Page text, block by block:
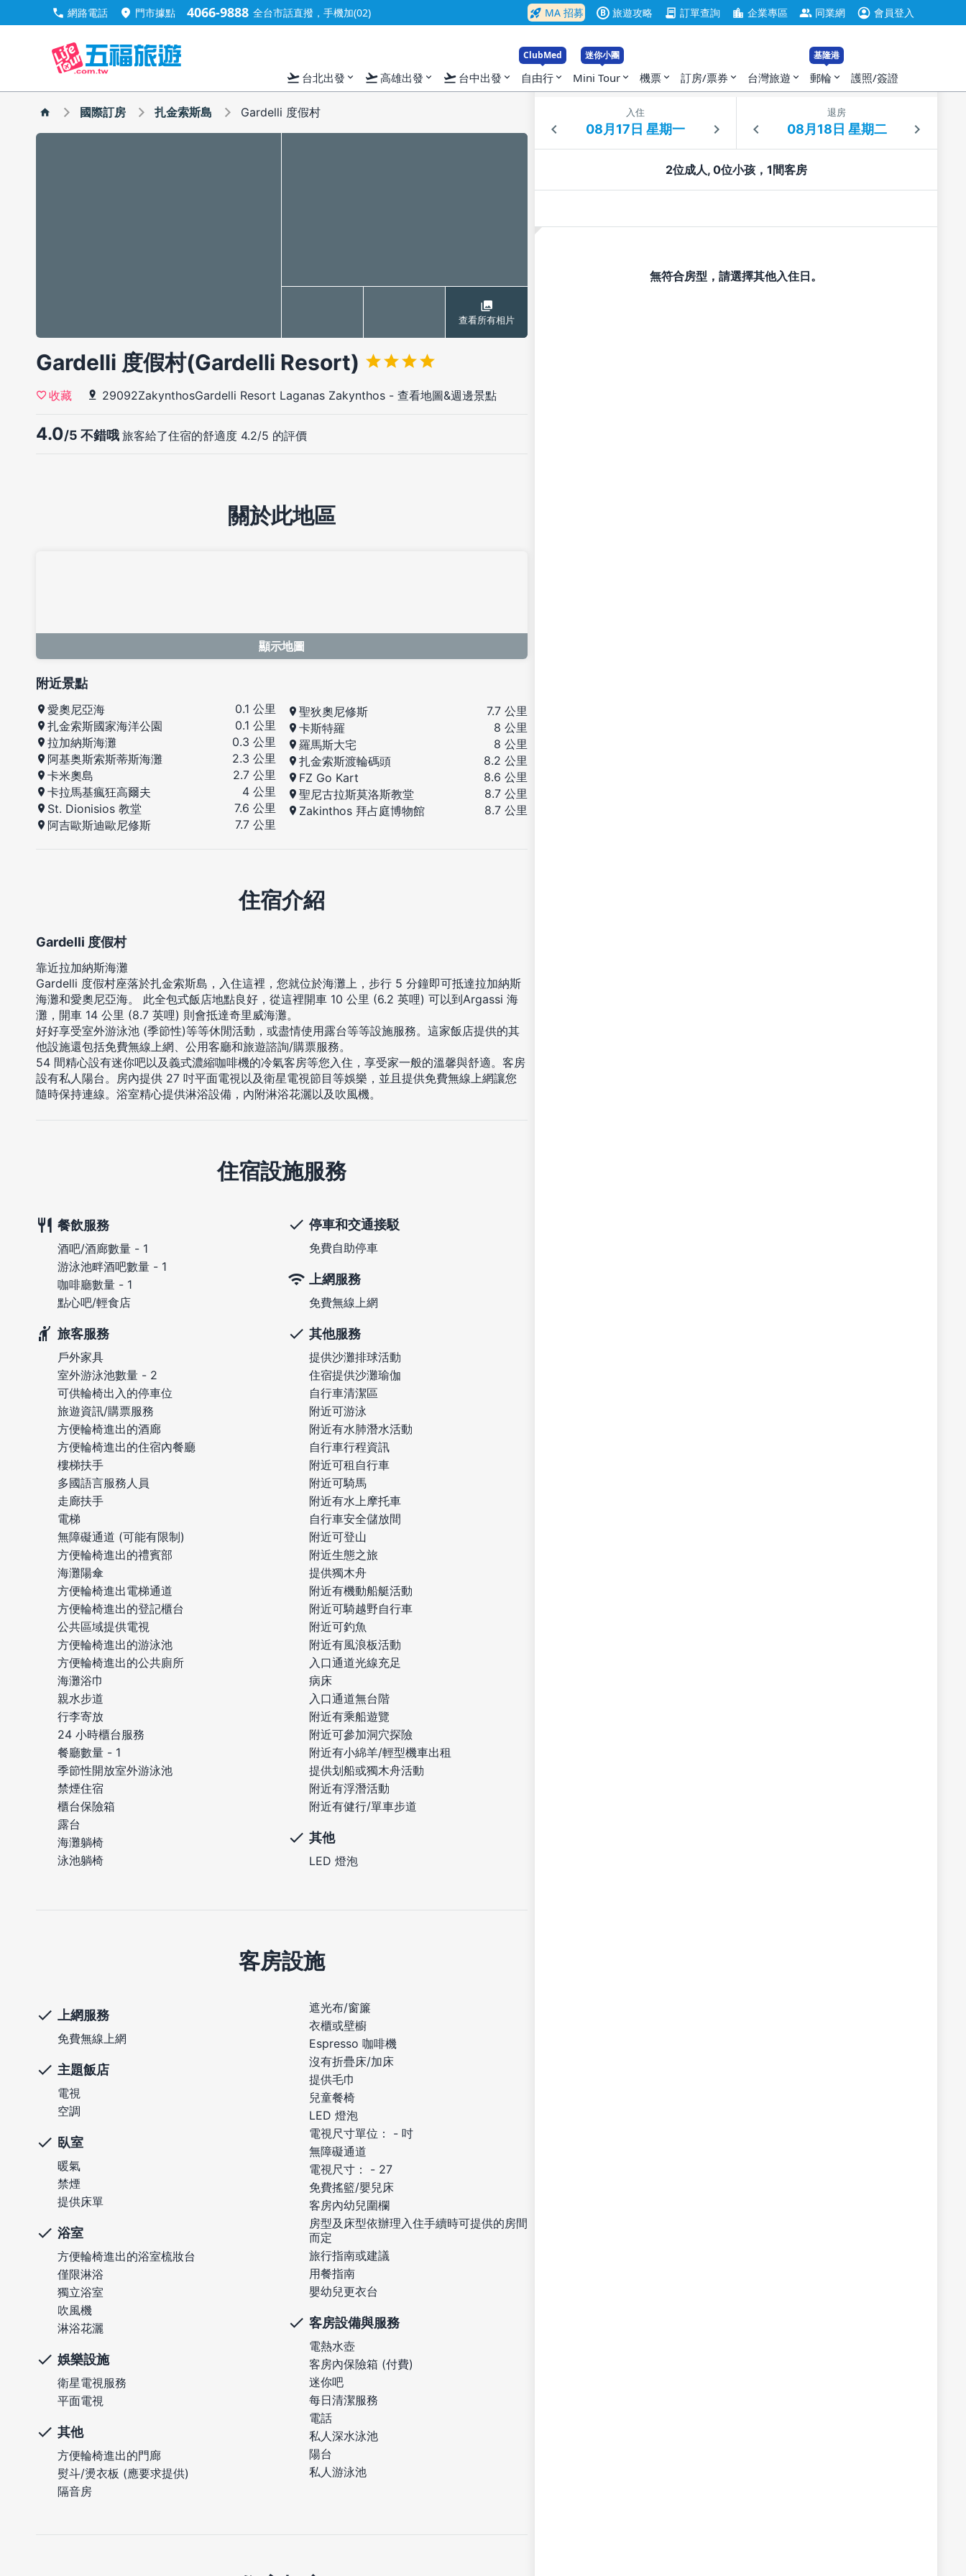
call 網路電話 location_on 門市據點 4066-9888 全台市話直撥，手機加(02) rocket_launch MA 招募 B 旅遊攻略 contract 訂單查詢 location_city 企業專區 group 同業網 account_circle 會員登入
flight_takeoff 台北出發 expand_more flight_takeoff高雄出發 expand_more flight_takeoff 台中出發 expand_more
ClubMed
自由行 expand_more
迷你小團
Mini Tour expand_more 機票 expand_more 訂房/票券 expand_more 台灣旅遊 expand_more
基隆港
郵輪 expand_more 護照/簽證
國際訂房 扎金索斯島 Gardelli 度假村
查看所有相片
Gardelli 度假村(Gardelli Resort)
收藏 29092ZakynthosGardelli Resort Laganas Zakynthos - 查看地圖&週邊景點
4.0/5 不錯哦 旅客給了住宿的舒適度 4.2/5 的評價
入住 退房
2位成人, 0位小孩，1間客房
無符合房型，請選擇其他入住日。
關於此地區
顯示地圖
附近景點
愛奧尼亞海
0.1 公里
扎金索斯國家海洋公園
0.1 公里
拉加納斯海灘
0.3 公里
阿基奥斯索斯蒂斯海灘
2.3 公里
卡米奧島
2.7 公里
卡拉馬基瘋狂高爾夫
4 公里
St. Dionisios 教堂
7.6 公里
阿吉歐斯迪歐尼修斯
7.7 公里
聖狄奧尼修斯
7.7 公里
卡斯特羅
8 公里
羅馬斯大宅
8 公里
扎金索斯渡輪碼頭
8.2 公里
FZ Go Kart
8.6 公里
聖尼古拉斯莫洛斯教堂
8.7 公里
Zakinthos 拜占庭博物館
8.7 公里
住宿介紹
Gardelli 度假村
靠近拉加納斯海灘
Gardelli 度假村座落於扎金索斯島，入住這裡，您就位於海灘上，步行 5 分鐘即可抵達拉加納斯
海灘和愛奧尼亞海。 此全包式飯店地點良好，從這裡開車 10 公里 (6.2 英哩) 可以到Argassi 海
灘，開車 14 公里 (8.7 英哩) 則會抵達奇里威海灘。
好好享受室外游泳池 (季節性)等等休閒活動，或盡情使用露台等等設施服務。這家飯店提供的其
他設施還包括免費無線上網、公用客廳和旅遊諮詢/購票服務。
54 間精心設有迷你吧以及義式濃縮咖啡機的冷氣客房等您入住，享受家一般的溫馨與舒適。客房
設有私人陽台。房內提供 27 吋平面電視以及衛星電視節目等娛樂，並且提供免費無線上網讓您
隨時保持連線。浴室精心提供淋浴設備，內附淋浴花灑以及吹風機。
住宿設施服務
餐飲服務
酒吧/酒廊數量 - 1
游泳池畔酒吧數量 - 1
咖啡廳數量 - 1
點心吧/輕食店
旅客服務
戶外家具
室外游泳池數量 - 2
可供輪椅出入的停車位
旅遊資訊/購票服務
方便輪椅進出的酒廊
方便輪椅進出的住宿內餐廳
樓梯扶手
多國語言服務人員
走廊扶手
電梯
無障礙通道 (可能有限制)
方便輪椅進出的禮賓部
海灘陽傘
方便輪椅進出電梯通道
方便輪椅進出的登記櫃台
公共區域提供電視
方便輪椅進出的游泳池
方便輪椅進出的公共廁所
海灘浴巾
親水步道
行李寄放
24 小時櫃台服務
餐廳數量 - 1
季節性開放室外游泳池
禁煙住宿
櫃台保險箱
露台
海灘躺椅
泳池躺椅
停車和交通接駁
免費自助停車
上網服務
免費無線上網
其他服務
提供沙灘排球活動
住宿提供沙灘瑜伽
自行車清潔區
附近可游泳
附近有水肺潛水活動
自行車行程資訊
附近可租自行車
附近可騎馬
附近有水上摩托車
自行車安全儲放間
附近可登山
附近生態之旅
提供獨木舟
附近有機動船艇活動
附近可騎越野自行車
附近可釣魚
附近有風浪板活動
入口通道光線充足
病床
入口通道無台階
附近有乘船遊覽
附近可參加洞穴探險
附近有小綿羊/輕型機車出租
提供划船或獨木舟活動
附近有浮潛活動
附近有健行/單車步道
其他
LED 燈泡
客房設施
上網服務
免費無線上網
主題飯店
電視
空調
臥室
暖氣
禁煙
提供床單
浴室
方便輪椅進出的浴室梳妝台
僅限淋浴
獨立浴室
吹風機
淋浴花灑
娛樂設施
衛星電視服務
平面電視
其他
方便輪椅進出的門廊
熨斗/燙衣板 (應要求提供)
隔音房
遮光布/窗簾
衣櫃或壁櫥
Espresso 咖啡機
沒有折疊床/加床
提供毛巾
兒童餐椅
LED 燈泡
電視尺寸單位： - 吋
無障礙通道
電視尺寸： - 27
免費搖籃/嬰兒床
客房內幼兒圍欄
房型及床型依辦理入住手續時可提供的房間
而定
旅行指南或建議
用餐指南
嬰幼兒更衣台
客房設備與服務
電熱水壺
客房內保險箱 (付費)
迷你吧
每日清潔服務
電話
私人深水泳池
陽台
私人游泳池